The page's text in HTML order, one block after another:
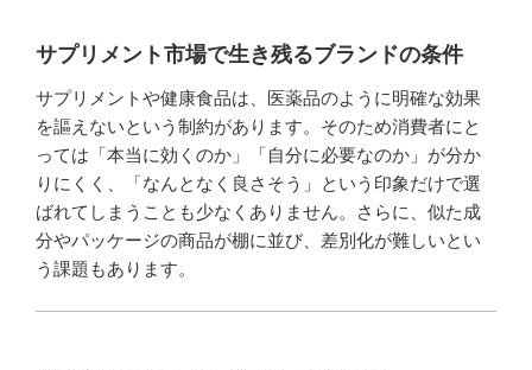
サプリメント市場で生き残るブランドの条件
サプリメントや健康食品は、医薬品のように明確な効果
を謳えないという制約があります。そのため消費者にと
っては「本当に効くのか」「自分に必要なのか」が分か
りにくく、「なんとなく良さそう」という印象だけで選
ばれてしまうことも少なくありません。さらに、似た成
分やパッケージの商品が棚に並び、差別化が難しいとい
う課題もあります。